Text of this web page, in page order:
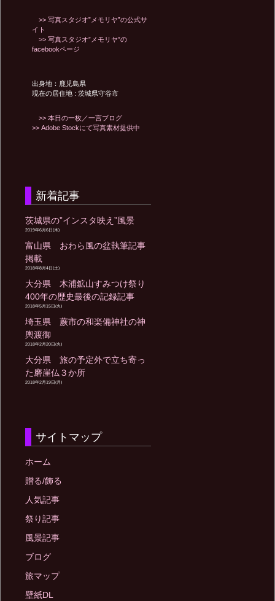
>> 写真スタジオ”メモリヤ”の公式サ
イト
>> 写真スタジオ”メモリヤ”の
facebookページ
出身地：鹿児島県
現在の居住地 : 茨城県守谷市
>> 本日の一枚／一言ブログ
>> Adobe Stockにて写真素材提供中
新着記事
茨城県の”インスタ映え”風景
2019年6月6日(木)
富山県 おわら風の盆執筆記事
掲載
2018年8月4日(土)
大分県 木浦鉱山すみつけ祭り
400年の歴史最後の記録記事
2018年5月15日(火)
埼玉県 蕨市の和楽備神社の神
輿渡御
2018年2月20日(火)
大分県 旅の予定外で立ち寄っ
た磨崖仏３か所
2018年2月19日(月)
サイトマップ
ホーム
贈る/飾る
人気記事
祭り記事
風景記事
ブログ
旅マップ
壁紙DL